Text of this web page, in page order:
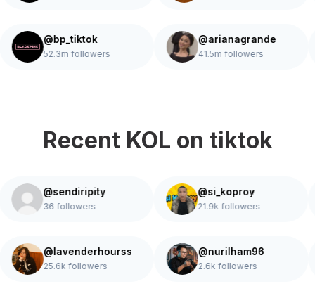
@bp_tiktok
52.3m followers
@arianagrande
41.5m followers
Recent KOL on tiktok
@sendiripity
36 followers
@si_koproy
21.9k followers
@lavenderhourss
25.6k followers
@nurilham96
2.6k followers